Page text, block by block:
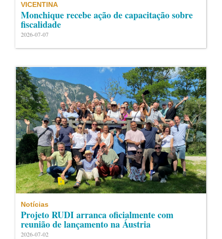
VICENTINA
Monchique recebe ação de capacitação sobre
fiscalidade
2026-07-07
Notícias
Projeto RUDI arranca oficialmente com
reunião de lançamento na Áustria
2026-07-02